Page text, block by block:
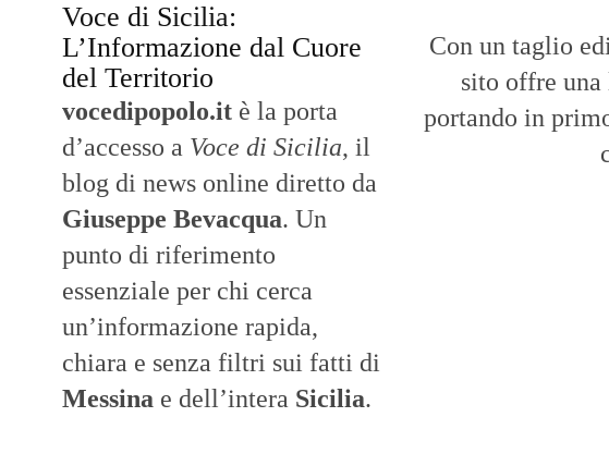
Voce di Sicilia:
L’Informazione dal Cuore
del Territorio
vocedipopolo.it è la porta
d’accesso a Voce di Sicilia, il
blog di news online diretto da
Giuseppe Bevacqua. Un
punto di riferimento
essenziale per chi cerca
un’informazione rapida,
chiara e senza filtri sui fatti di
Messina e dell’intera Sicilia.
Con un taglio
sito offre
portando in